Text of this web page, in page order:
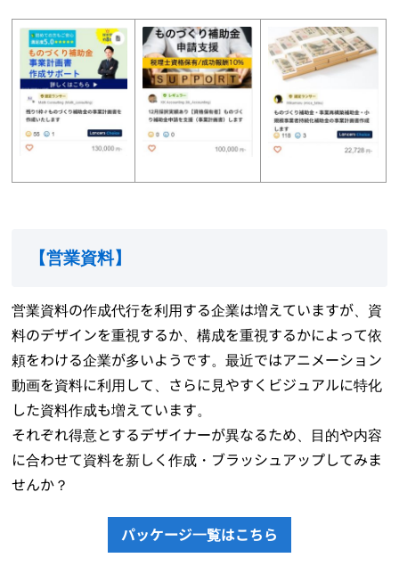
【営業資料】
営業資料の作成代行を利用する企業は増えていますが、資
料のデザインを重視するか、構成を重視するかによって依
頼をわける企業が多いようです。最近ではアニメーション
動画を資料に利用して、さらに見やすくビジュアルに特化
した資料作成も増えています。
それぞれ得意とするデザイナーが異なるため、目的や内容
に合わせて資料を新しく作成・ブラッシュアップしてみま
せんか？
パッケージ一覧はこちら